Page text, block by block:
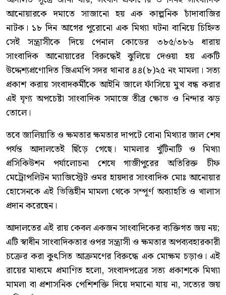
আনোয়ারকে দমাতে সাজানো হয় এক কাল্পনিক চাঁদাবাজির
নাটক। ১৮ দিন আগের পুরোনো এক মিথ্যা ঘটনা বানিয়ে চিহ্নিত
সেই সন্ত্রাসীকে দিয়ে পেনাল কোডের ৩৮৫/৩৮৬ ধারায়
সাংবাদিক আনোয়ারের বিরুদ্ধেই ঝুলিয়ে দেওয়া হয় একটি
উদ্দেশ্যপ্রণোদিত জিএমপি সদর থানার ৪৪(৮)২৫ নং মামলা। সত্য
প্রকাশ করায় সংবাদকর্মীকে আইনি জালে ফাঁসিয়ে মুখ বন্ধ করার
এই ঘৃণ্য অপচেষ্টা সাংবাদিক সমাজে তীব্র ক্ষোভ ও নিন্দার ঝড়
তোলে।
তবে জালিয়াতি ও ক্ষমতার ক্ষমতার দাপটে বোনা মিথ্যার জাল শেষ
পর্যন্ত আদালতেই ছিঁড়ে গেছে। মামলার খুঁটিনাটি ও মিথ্যা
প্রসিকিউশন পর্যালোচনা শেষে গাজীপুরের অতিরিক্ত চীফ
মেট্রোপলিটন ম্যাজিস্ট্রেট ওমর হায়দার সাংবাদিক মোঃ আনোয়ার
হোসেনকে এই ভিত্তিহীন মামলা থেকে সম্পূর্ণ অব্যাহতি ও খালাস
প্রদান করেছেন।
আদালতের এই রায় কেবল একজন সাংবাদিকের ব্যক্তিগত জয় নয়;
এটি স্বাধীন সাংবাদিকতার ওপর সন্ত্রাসী ও ক্ষমতার অপব্যবহারকারী
চক্রের করা কুৎসিত আক্রমণের বিরুদ্ধে এক মোক্ষম চড়াও। এই
রায়ের মাধ্যমে প্রমাণিত হলো, সংবাদপত্রের সত্য প্রকাশকে মিথ্যা
মামলা বা প্রশাসনিক পেশিশক্তি দিয়ে দমানো যায় না, সত্যের জয়